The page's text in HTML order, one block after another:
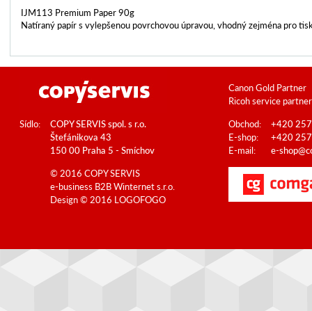
IJM113 Premium Paper 90g
Natíraný papír s vylepšenou povrchovou úpravou, vhodný zejména pro
Canon Gold Partner
Ricoh service partner
Sídlo:
COPY SERVIS spol. s r.o.
Štefánikova 43
150 00 Praha 5 - Smíchov
Obchod:
+420
E-shop:
+420
E-mail:
e-
© 2016 COPY SERVIS
e-business B2BWinternet s.r.o.
Design © 2016 LOGOFOGO